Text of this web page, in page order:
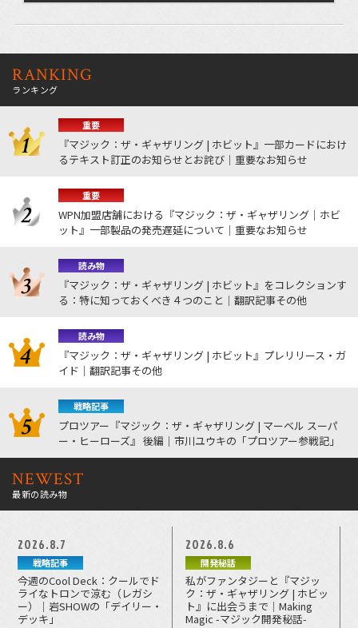
RANKING
ランキング
重要
『マジック：ザ・ギャザリング | ホビット』一部カードにおけ
るテキスト訂正のお知らせとお詫び｜重要なお知らせ
重要
WPN加盟店舗における『マジック：ザ・ギャザリング｜ホビ
ット』一部製品の発売遅延について｜重要なお知らせ
読み物
『マジック：ザ・ギャザリング | ホビット』をコレクションす
る：特に知っておくべき４つのこと｜翻訳記事その他
読み物
『マジック：ザ・ギャザリング | ホビット』プレリリース・ガ
イド｜翻訳記事その他
戦略記事
プロツアー『マジック：ザ・ギャザリング | マーベル スーパ
ー・ヒーローズ』 後編｜市川ユウキの「プロツアー参戦記」
NEWEST
最新の読み物
2026.8.7
戦略記事
今週のCool Deck：クールでド
ライなトロンで涼む（レガシ
ー）｜岩SHOWの「デイリー・
デッキ」
2026.8.6
開発秘話
私がファンタジーと『マジッ
ク：ザ・ギャザリング | ホビッ
ト』に出会うまで｜Making
Magic -マジック開発秘話-